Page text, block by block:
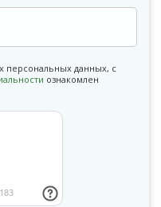
персональных данных, с
ознакомлен